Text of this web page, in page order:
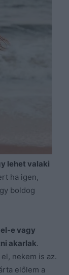
lehet valaki
ha igen,
boldog
e vagy
akarlak.
nekem is az.
előlem a